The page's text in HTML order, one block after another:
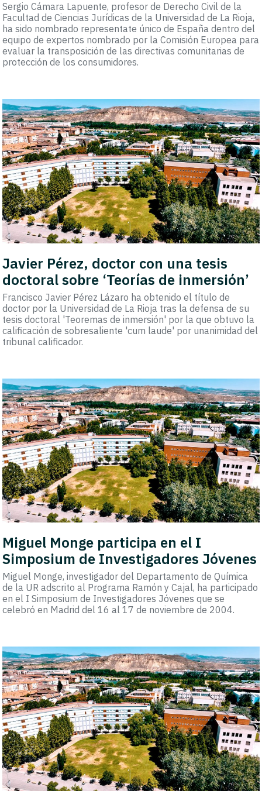
Sergio Cámara Lapuente, profesor de Derecho Civil de la
Facultad de Ciencias Jurídicas de la Universidad de La Rioja,
ha sido nombrado representate único de España dentro del
equipo de expertos nombrado por la Comisión Europea para
evaluar la transposición de las directivas comunitarias de
protección de los consumidores.
Javier Pérez, doctor con una tesis
doctoral sobre ‘Teorías de inmersión’
Francisco Javier Pérez Lázaro ha obtenido el título de
doctor por la Universidad de La Rioja tras la defensa de su
tesis doctoral 'Teoremas de inmersión' por la que obtuvo la
calificación de sobresaliente 'cum laude' por unanimidad del
tribunal calificador.
Miguel Monge participa en el I
Simposium de Investigadores Jóvenes
Miguel Monge, investigador del Departamento de Química
de la UR adscrito al Programa Ramón y Cajal, ha participado
en el I Simposium de Investigadores Jóvenes que se
celebró en Madrid del 16 al 17 de noviembre de 2004.